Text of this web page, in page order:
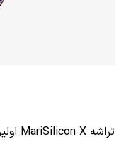
تراشه MariSilicon X